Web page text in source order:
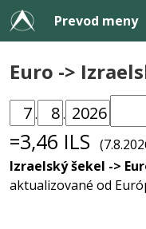
Prevod meny
Euro ->
. .
=3,46 ILS
Izraelský šekel ->
aktualizované od